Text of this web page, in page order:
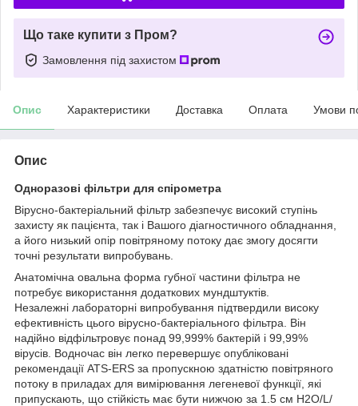
Що таке купити з Пром?
Замовлення під захистом
Опис Характеристики Доставка Оплата Умови
Опис
Одноразові фільтри для спірометра
Вірусно-бактеріальний фільтр забезпечує високий ступінь
захисту як пацієнта, так і Вашого діагностичного обладнання,
а його низький опір повітряному потоку дає змогу досягти
точні результати випробувань.
Анатомічна овальна форма губної частини фільтра не
потребує використання додаткових мундштуктів.
Незалежні лабораторні випробування підтвердили високу
ефективність цього вірусно-бактеріального фільтра. Він
надійно відфільтровує понад 99,999% бактерій і 99,99%
вірусів. Водночас він легко перевершує опубліковані
рекомендації ATS-ERS за пропускною здатністю повітряного
потоку в приладах для вимірювання легеневої функції, які
припускають, що стійкість має бути нижчою за 1.5 см H2O/L/